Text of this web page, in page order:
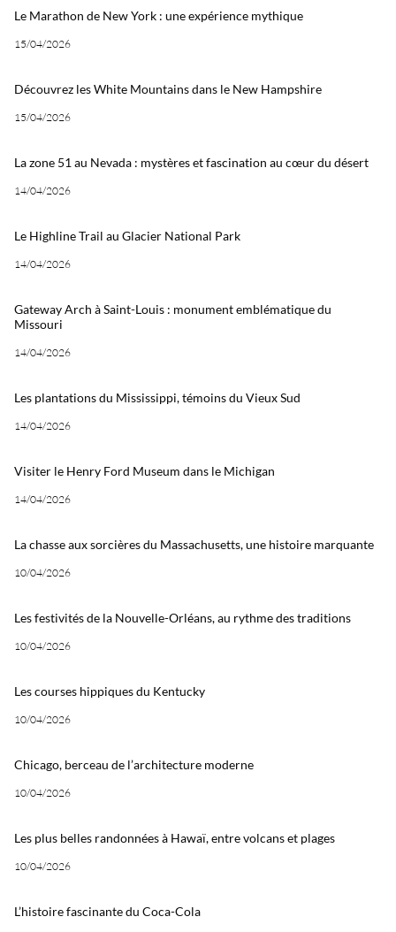
Le Marathon de New York : une expérience mythique
15/04/2026
Découvrez les White Mountains dans le New Hampshire
15/04/2026
La zone 51 au Nevada : mystères et fascination au cœur du désert
14/04/2026
Le Highline Trail au Glacier National Park
14/04/2026
Gateway Arch à Saint-Louis : monument emblématique du
Missouri
14/04/2026
Les plantations du Mississippi, témoins du Vieux Sud
14/04/2026
Visiter le Henry Ford Museum dans le Michigan
14/04/2026
La chasse aux sorcières du Massachusetts, une histoire marquante
10/04/2026
Les festivités de la Nouvelle-Orléans, au rythme des traditions
10/04/2026
Les courses hippiques du Kentucky
10/04/2026
Chicago, berceau de l’architecture moderne
10/04/2026
Les plus belles randonnées à Hawaï, entre volcans et plages
10/04/2026
L’histoire fascinante du Coca-Cola